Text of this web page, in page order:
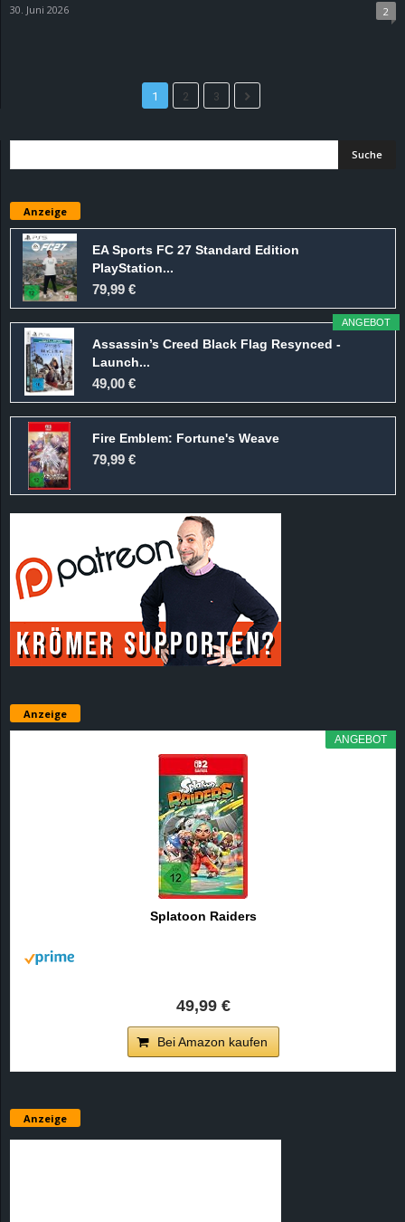
30. Juni 2026 2
1 2 3
Anzeige
EA Sports FC 27 Standard Edition
PlayStation...
79,99 €
ANGEBOT
Assassin’s Creed Black Flag Resynced -
Launch...
49,00 €
Fire Emblem: Fortune's Weave
79,99 €
Anzeige
ANGEBOT
Splatoon Raiders
49,99 €
Bei Amazon kaufen
Anzeige